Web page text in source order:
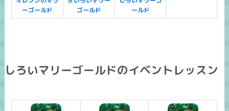
ーゴールド
ゴールド
ールド
しろいマリーゴールドのイベントレッスン